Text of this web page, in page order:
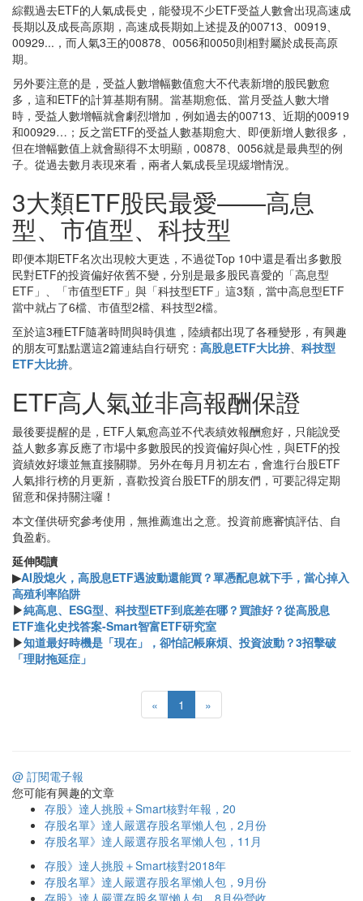
綜觀過去ETF的人氣成長史，能發現不少ETF受益人數會出現高速成
長期以及成長高原期，高速成長期如上述提及的00713、00919、
00929...，而人氣3王的00878、0056和0050則相對屬於成長高原
期。
另外要注意的是，受益人數增幅數值愈大不代表新增的股民數愈
多，這和ETF的計算基期有關。當基期愈低、當月受益人數大增
時，受益人數增幅就會劇烈增加，例如過去的00713、近期的00919
和00929…；反之當ETF的受益人數基期愈大、即便新增人數很多，
但在增幅數值上就會顯得不太明顯，00878、0056就是最典型的例
子。從過去數月表現來看，兩者人氣成長呈現緩增情況。
3大類ETF股民最愛——高息
型、市值型、科技型
即便本期ETF名次出現較大更迭，不過從Top 10中還是看出多數股
民對ETF的投資偏好依舊不變，分別是最多股民喜愛的「高息型
ETF」、「市值型ETF」與「科技型ETF」這3類，當中高息型ETF
當中就占了6檔、市值型2檔、科技型2檔。
至於這3種ETF隨著時間與時俱進，陸續都出現了各種變形，有興趣
的朋友可點點選這2篇連結自行研究： 高股息ETF大比拚
科技型
ETF大比拚。
ETF高人氣並非高報酬保證
最後要提醒的是，ETF人氣愈高並不代表績效報酬愈好，只能說受
益人數多寡反應了市場中多數股民的投資偏好與心性，與ETF的投
資績效好壞並無直接關聯。另外在每月月初左右，會進行台股ETF
人氣排行榜的月更新，喜歡投資台股ETF的朋友們，可要記得定期
留意和保持關注囉！
本文僅供研究參考使用，無推薦進出之意。投資前應審慎評估、自
負盈虧。
延伸閱讀
▶AI股熄火，高股息ETF遇波動還能買？單憑配息就下手，當心掉入
高殖利率陷阱
▶純高息、ESG型、科技型ETF到底差在哪？買誰好？從高股息
ETF進化史找答案-Smart智富ETF研究室
▶知道最好時機是「現在」，卻怕記帳麻煩、投資波動？3招擊破
「理財拖延症」
« 1 »
@ 訂閱電子報
您可能有興趣的文章
存股》達人挑股＋Smart核對年報，20
存股名單》達人嚴選存股名單懶人包，2月份
存股名單》達人嚴選存股名單懶人包，11月
存股》達人挑股＋Smart核對2018年
存股名單》達人嚴選存股名單懶人包，9月份
存股》達人嚴選存股名單懶人包 8月份營收